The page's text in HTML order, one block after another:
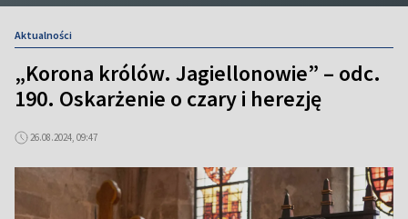
Aktualności
„Korona królów. Jagiellonowie” – odc.
190. Oskarżenie o czary i herezję
26.08.2024, 09:47